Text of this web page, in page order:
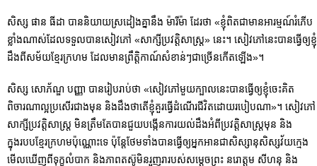
សិស្ស ផាន ធីដា បាននិយាយស្រដៀងគ្នានឹង ម៉ារីម៉ា ដែរថា «ខ្ញុំពិតជាមានអារម្មណ៍រំភើប
ខ្លាំងណាស់ដែលទទួលបានសៀវភៅ «សាក្សីប្រវត្តិសាស្រ្ត» នេះ។ សៀវភៅនេះបានធ្វើឲ្យខ្ញុំ
ដឹងពីសម័យខ្មែរក្រហម ដែលមានព្រឹត្តិកាណ៍សំខាន់ៗជាច្រើនកើតឡើង»។
សិស្ស សោភ័ណ្ឌ បញ្ញា បានរៀបរាប់ថា «សៀវភៅមួយក្បាលនេះបានធ្វើឲ្យខ្ញុំចេះគិត
ពិចារណាល្អប្រសើរជាងមុន និងដឹងថាតើខ្ញុំគួរធ្វើដំណើរជីវិតដោយរបៀបណា»។ សៀវភៅ
សាក្សីប្រវត្តិសាស្ត្រ មិនត្រឹមតែបានជួយបង្កើនការយល់ដឹងអំពីប្រវត្តិសាស្ត្រមុន និង
ក្នុងរបបខ្មែរក្រហមប៉ុណ្ណោះទេ ប៉ុន្តែថែមទាំងបានធ្វើឲ្យអ្នកអានជាសិស្សានុសិស្សវ័យក្មេង
មើលឃើញពីទុក្ខលំបាក និងភាពតស៊ូមិនរួញរារបស់សម្តេចព្រះ នរោត្តម សីហនុ និង